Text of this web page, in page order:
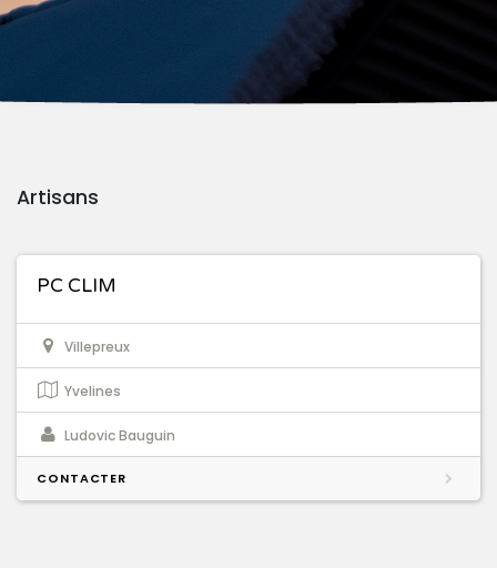
Artisans
PC CLIM
Villepreux
Yvelines
Ludovic Bauguin
CONTACTER